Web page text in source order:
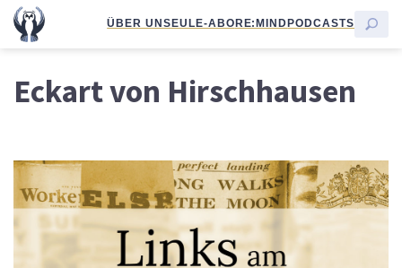
ÜBER UNSEULE-ABORE:MINDPODCASTS
Eckart von Hirschhausen